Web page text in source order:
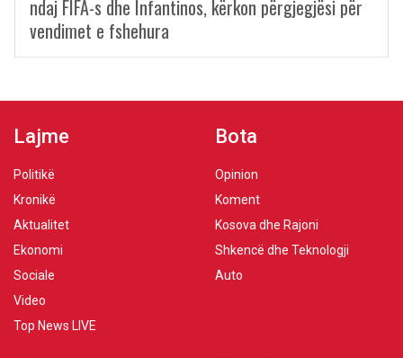
ndaj FIFA-s dhe Infantinos, kërkon përgjegjësi për
vendimet e fshehura
Lajme
Politikë
Kronikë
Aktualitet
Ekonomi
Sociale
Video
Top News LIVE
Bota
Opinion
Koment
Kosova dhe Rajoni
Shkencë dhe Teknologji
Auto